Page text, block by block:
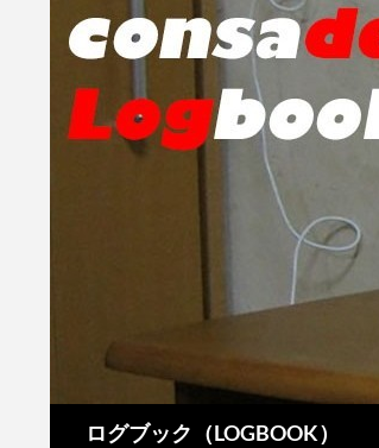
ログブック（LOGBOOK）